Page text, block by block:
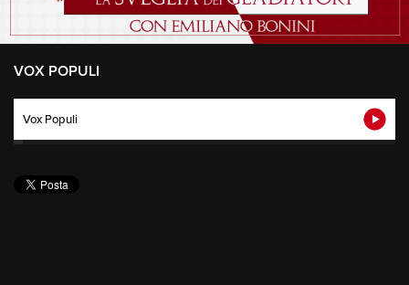
VOX POPULI
Vox Populi